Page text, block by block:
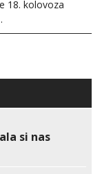
18. kolovoza
si nas